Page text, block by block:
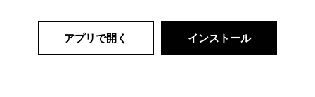
アプリで開く インストール